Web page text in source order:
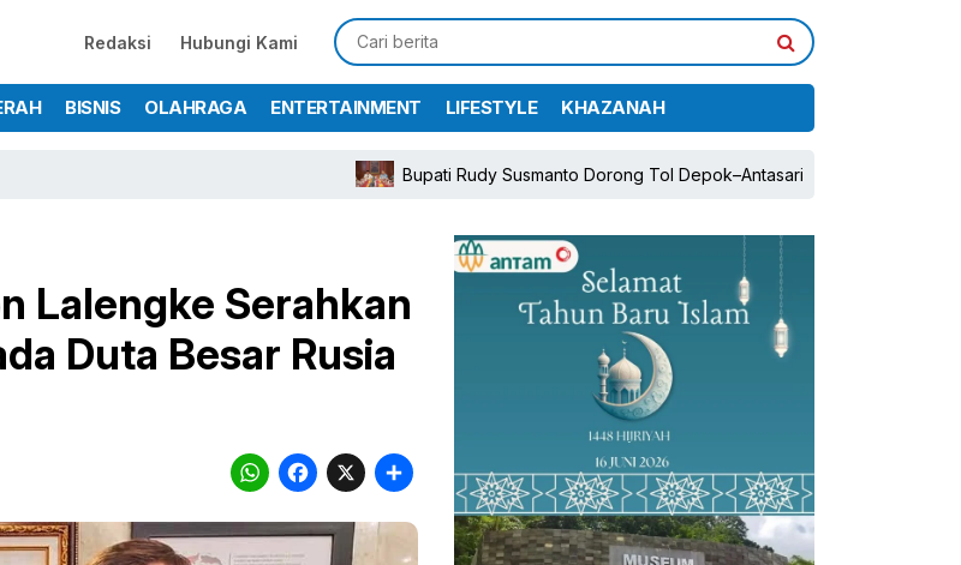
Redaksi Hubungi Kami
BISNIS OLAHRAGA ENTERTAINMENT LIFESTYLE KHAZANAH
Bupati Rudy Susmanto Dorong Tol Depok–Antasari dan Jalan Tambang Demi
Lalengke Serahkan
Duta Besar Rusia
WhatsApp
Facebook
X Share